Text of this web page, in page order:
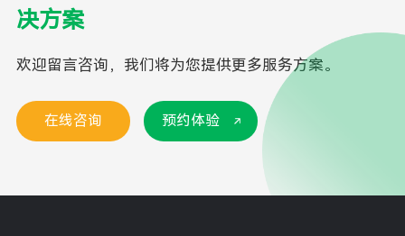
决方案
欢迎留言咨询，我们将为您提供更多服务方案。
在线咨询 预约体验